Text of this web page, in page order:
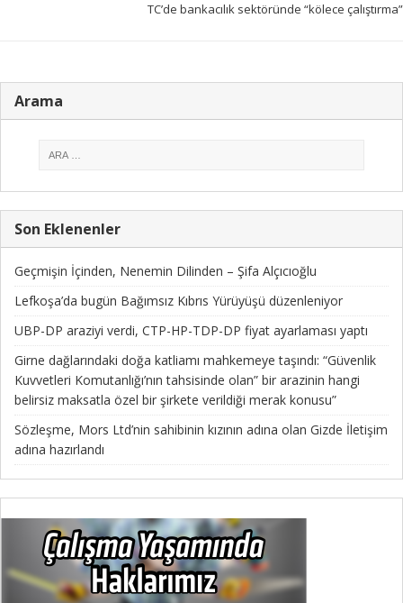
TC’de bankacılık sektöründe “kölece çalıştırma”
Arama
Son Eklenenler
Geçmişin İçinden, Nenemin Dilinden – Şifa Alçıcıoğlu
Lefkoşa’da bugün Bağımsız Kıbrıs Yürüyüşü düzenleniyor
UBP-DP araziyi verdi, CTP-HP-TDP-DP fiyat ayarlaması yaptı
Girne dağlarındaki doğa katliamı mahkemeye taşındı: “Güvenlik
Kuvvetleri Komutanlığı’nın tahsisinde olan” bir arazinin hangi
belirsiz maksatla özel bir şirkete verildiği merak konusu”
Sözleşme, Mors Ltd’nin sahibinin kızının adına olan Gizde İletişim
adına hazırlandı